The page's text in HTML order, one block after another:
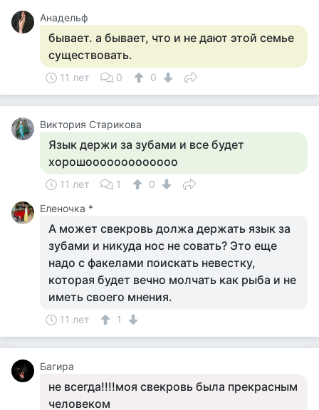
Анадельф
бывает. а бывает, что и не дают этой семье
существовать.
11 лет 0 0
Виктория Старикова
Язык держи за зубами и все будет
хорошооооооооооооо
11 лет 1
0
Еленочка *
А может свекровь должа держать язык за
зубами и никуда нос не совать? Это еще
надо с факелами поискать невестку,
которая будет вечно молчать как рыба и не
иметь своего мнения.
11 лет 1
Багира
не всегда!!!!моя свекровь была прекрасным
человеком